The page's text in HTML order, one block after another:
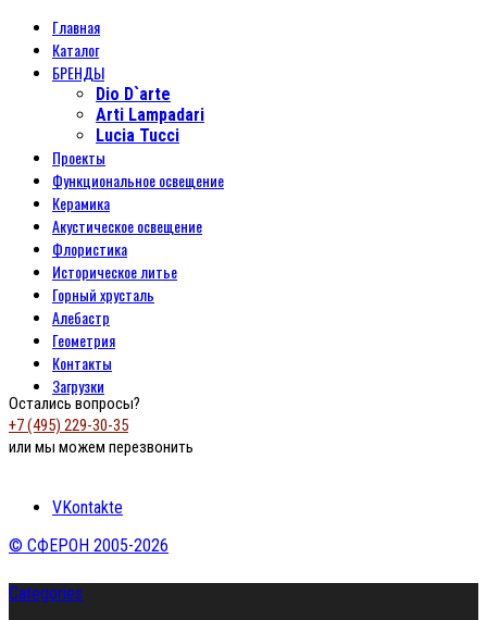
Главная
Каталог
БРЕНДЫ
Dio D`arte
Arti Lampadari
Lucia Tucci
Проекты
Функциональное освещение
Керамика
Акустическое освещение
Флористика
Историческое литье
Горный хрусталь
Алебастр
Геометрия
Контакты
Загрузки
Остались вопросы?
+7 (495) 229-30-35
или мы можем перезвонить
VKontakte
© СФЕРОН 2005-2026
Categories